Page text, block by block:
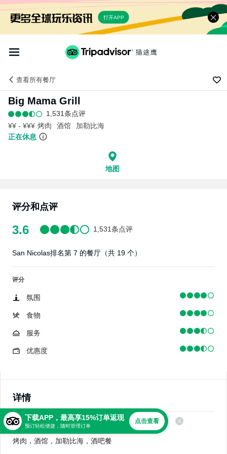
打开APP
查看所有餐厅
Big Mama Grill
1,531条点评
¥¥ - ¥¥¥ 烤肉 酒馆
加勒比海
正在休息
地图
评分和点评
3.6 1,531条点评
San Nicolas排名第 7 的餐厅（共 19 个）
评分
氛围
食物
服务
优惠度
详情
美食
烤肉，酒馆，加勒比海，酒吧餐
下载APP，最高享15%订单返现
预订轻松便捷，随时管理订单
点击查看